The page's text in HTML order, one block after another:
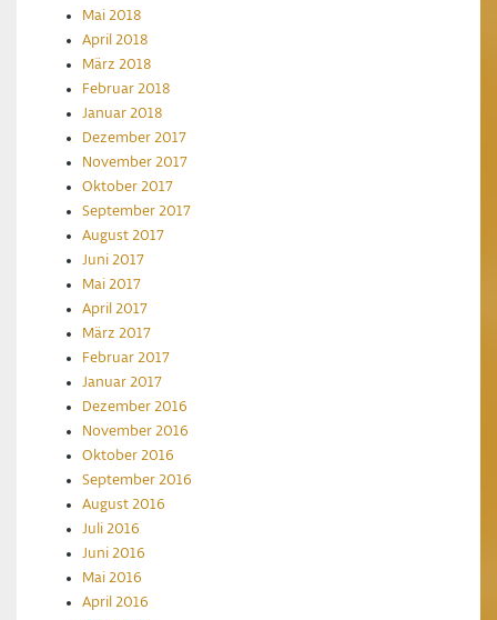
Mai 2018
April 2018
März 2018
Februar 2018
Januar 2018
Dezember 2017
November 2017
Oktober 2017
September 2017
August 2017
Juni 2017
Mai 2017
April 2017
März 2017
Februar 2017
Januar 2017
Dezember 2016
November 2016
Oktober 2016
September 2016
August 2016
Juli 2016
Juni 2016
Mai 2016
April 2016